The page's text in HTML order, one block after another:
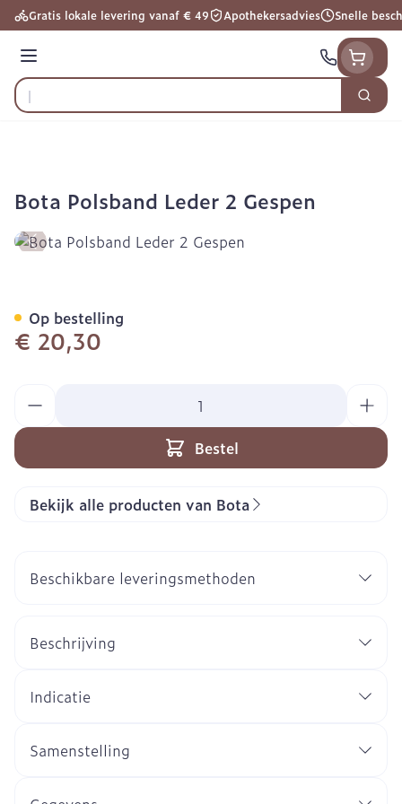
Ga naar de inhoud
Gratis lokale levering vanaf € 49 Apothekersadvies Snelle
Menu
Product, merk, categorie...
Zoek
Bota Polsband Leder 2 Gespen
€ 20,30
Bestel
Op bestelling
Bekijk alle producten van Bota
Beschikbare leveringsmethoden
Beschrijving
Indicatie
Samenstelling